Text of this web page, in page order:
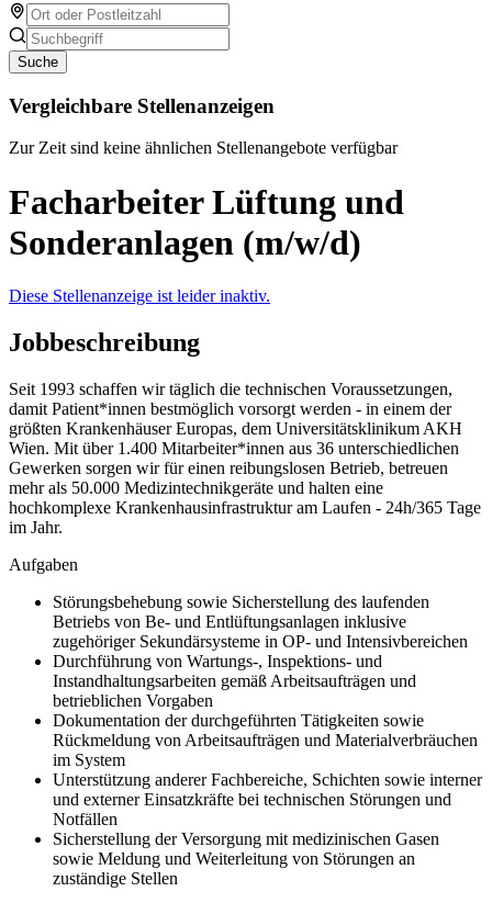
Suche
Vergleichbare Stellenanzeigen
Zur Zeit sind keine ähnlichen Stellenangebote verfügbar
Facharbeiter Lüftung und
Sonderanlagen (m/w/d)
Diese Stellenanzeige ist leider inaktiv.
Jobbeschreibung
Seit 1993 schaffen wir täglich die technischen Voraussetzungen,
damit Patient*innen bestmöglich vorsorgt werden - in einem der
größten Krankenhäuser Europas, dem Universitätsklinikum AKH
Wien. Mit über 1.400 Mitarbeiter*innen aus 36 unterschiedlichen
Gewerken sorgen wir für einen reibungslosen Betrieb, betreuen
mehr als 50.000 Medizintechnikgeräte und halten eine
hochkomplexe Krankenhausinfrastruktur am Laufen - 24h/365 Tage
im Jahr.
Aufgaben
Störungsbehebung sowie Sicherstellung des laufenden
Betriebs von Be- und Entlüftungsanlagen inklusive
zugehöriger Sekundärsysteme in OP- und Intensivbereichen
Durchführung von Wartungs-, Inspektions- und
Instandhaltungsarbeiten gemäß Arbeitsaufträgen und
betrieblichen Vorgaben
Dokumentation der durchgeführten Tätigkeiten sowie
Rückmeldung von Arbeitsaufträgen und Materialverbräuchen
im System
Unterstützung anderer Fachbereiche, Schichten sowie interner
und externer Einsatzkräfte bei technischen Störungen und
Notfällen
Sicherstellung der Versorgung mit medizinischen Gasen
sowie Meldung und Weiterleitung von Störungen an
zuständige Stellen